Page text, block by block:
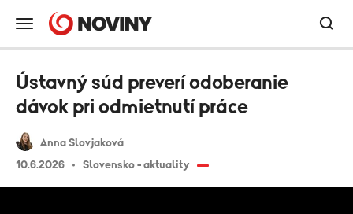
Anna Slovjaková
10.6.2026
Slovensko - aktuality
Ústavný súd preverí odoberanie
dávok pri odmietnutí práce